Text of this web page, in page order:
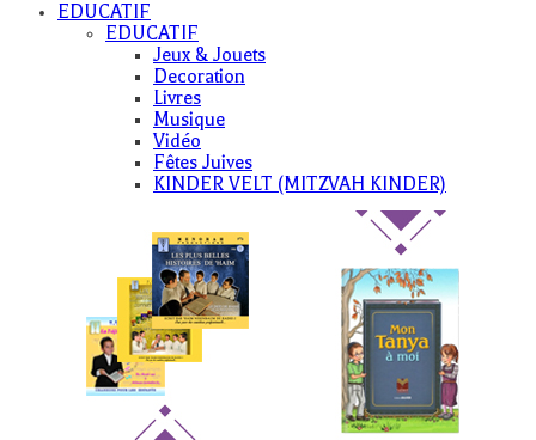
EDUCATIF
EDUCATIF
Jeux & Jouets
Decoration
Livres
Musique
Vidéo
Fêtes Juives
KINDER VELT (MITZVAH KINDER)